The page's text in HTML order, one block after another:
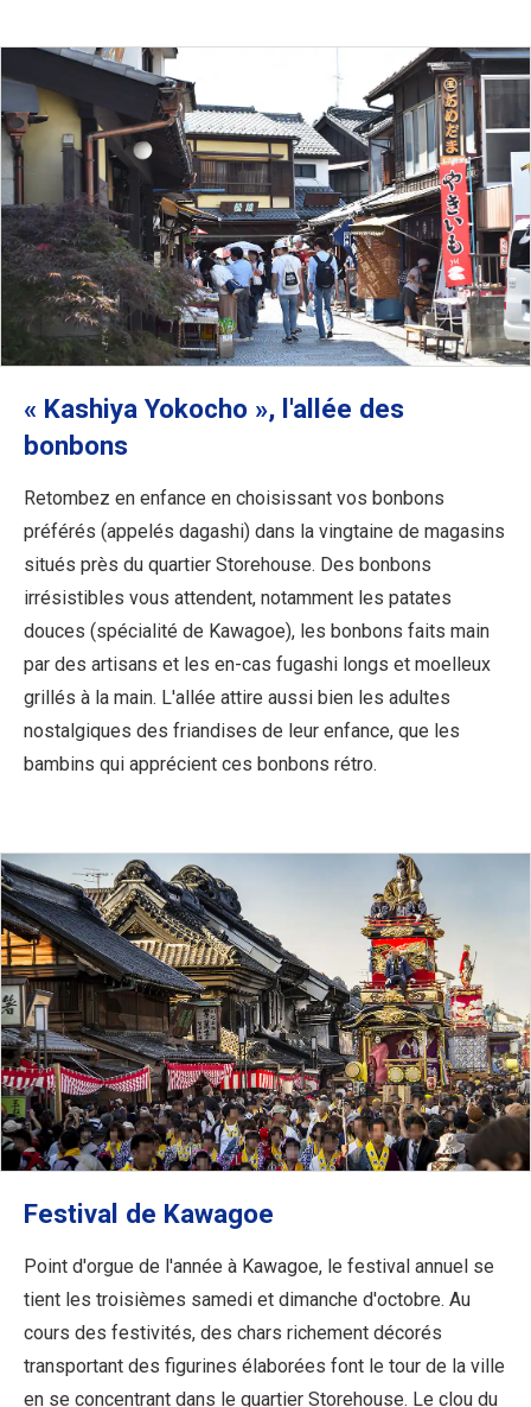
« Kashiya Yokocho », l'allée des
bonbons
Retombez en enfance en choisissant vos bonbons
préférés (appelés dagashi) dans la vingtaine de magasins
situés près du quartier Storehouse. Des bonbons
irrésistibles vous attendent, notamment les patates
douces (spécialité de Kawagoe), les bonbons faits main
par des artisans et les en-cas fugashi longs et moelleux
grillés à la main. L'allée attire aussi bien les adultes
nostalgiques des friandises de leur enfance, que les
bambins qui apprécient ces bonbons rétro.
Festival de Kawagoe
Point d'orgue de l'année à Kawagoe, le festival annuel se
tient les troisièmes samedi et dimanche d'octobre. Au
cours des festivités, des chars richement décorés
transportant des figurines élaborées font le tour de la ville
en se concentrant dans le quartier Storehouse. Le clou du